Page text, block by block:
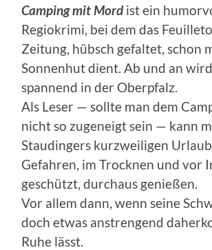
Camping mit Mordist ein
Regiokrimi, bei dem das
Zeitung, hübsch gefaltet, schon
Sonnenhut dient. Ab und an
spannend in der Oberpfalz.
Als Leser — sollte man dem
nicht so zugeneigt sein — kann
Staudingers kurzweiligen
Gefahren, im Trocknen und vor
geschützt, durchaus genießen.
Vor allem dann, wenn seine
doch etwas anstrengend
Ruhe lässt.